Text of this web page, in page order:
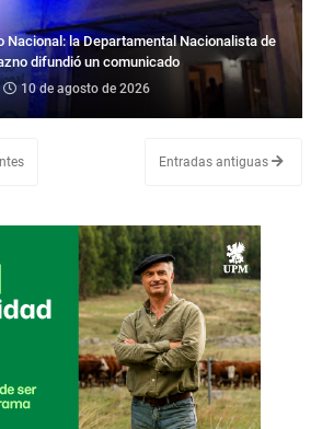
Nacional: la Departamental Nacionalista de
difundió un comunicado
10 de agosto de 2026
Entradas antiguas